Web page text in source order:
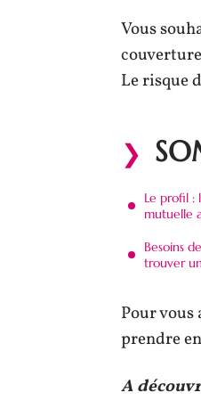
Vous
Le risque
Le profil :
mutuelle
Besoins
trouver
Pour vous
prendre
A